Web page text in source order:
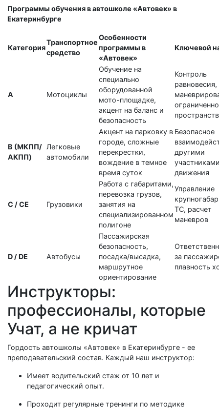
Программы обучения в автошколе «Автовек» в
Екатеринбурге
Категория
Транспортное
средство
Особенности
программы в
«Автовек»
Ключевой
А Мотоциклы
Обучение на
специально
оборудованной
мото-площадке,
акцент на баланс и
безопасность
Контроль
равновесия,
B (МКПП/
АКПП)
Легковые
автомобили
Акцент на парковку в
городе, сложные
перекрестки,
вождение в темное
время суток
Безопасное
другими
движения
C / CE Грузовики
Работа с габаритами,
перевозка грузов,
занятия на
специализированном
полигоне
Управление
ТС, расчет
маневров
D / DE Автобусы
Пассажирская
безопасность,
посадка/высадка,
маршрутное
ориентирование
за
плавность
Инструкторы:
профессионалы, которые
Учат, а не кричат
Гордость автошколы «Автовек» в Екатеринбурге - ее
преподавательский состав. Каждый наш инструктор:
Имеет водительский стаж от 10 лет и
педагогический опыт.
Проходит регулярные тренинги по методике